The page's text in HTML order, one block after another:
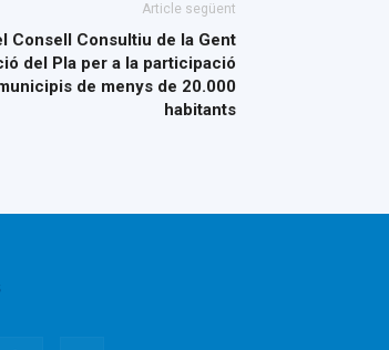
Article següent
Consell Consultiu de la Gent
del Pla per a la participació
de menys de 20.000
habitants